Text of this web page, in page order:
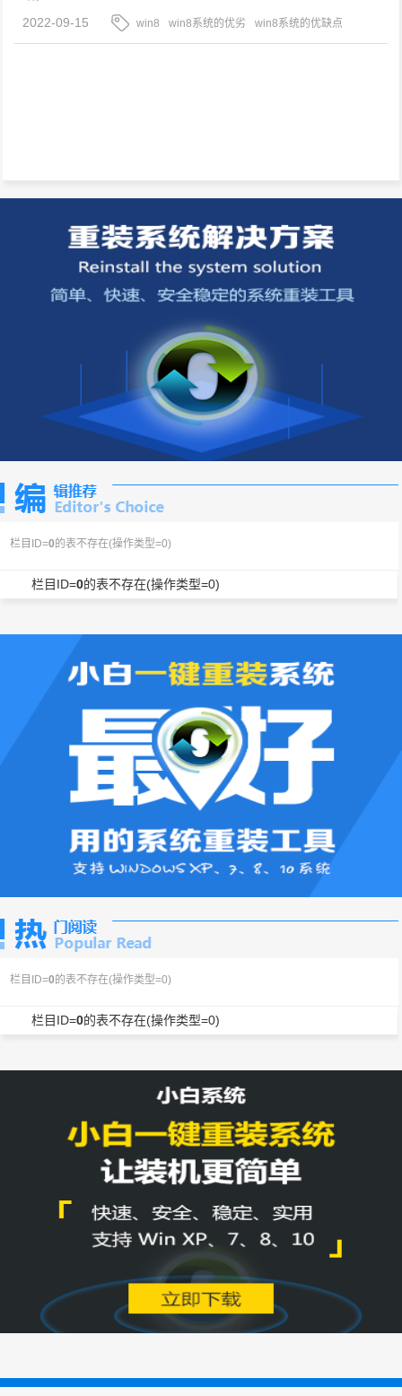
2022-09-15
win8 win8系统的优劣 win8系统的优缺点
栏目ID=0的表不存在(操作类型=0)
栏目ID=0的表不存在(操作类型=0)
栏目ID=0的表不存在(操作类型=0)
栏目ID=0的表不存在(操作类型=0)